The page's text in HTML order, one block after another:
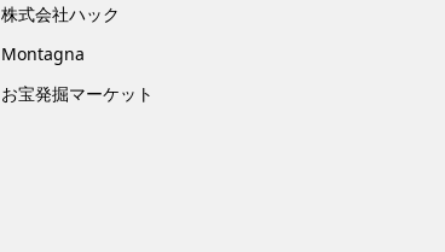
株式会社ハック
Montagna
お宝発掘マーケット